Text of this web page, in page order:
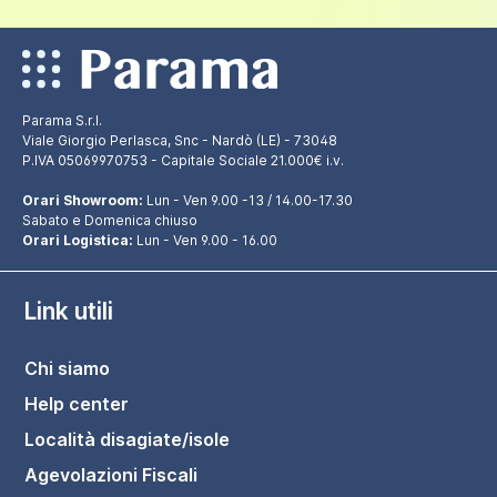
Parama S.r.l.
Viale Giorgio Perlasca, Snc - Nardò (LE) - 73048
P.IVA 05069970753 - Capitale Sociale 21.000€ i.v.
Orari Showroom: Lun - Ven 9.00 -13 / 14.00-17.30
Sabato e Domenica chiuso
Orari Logistica: Lun - Ven 9.00 - 16.00
Link utili
Chi siamo
Help center
Località disagiate/isole
Agevolazioni Fiscali